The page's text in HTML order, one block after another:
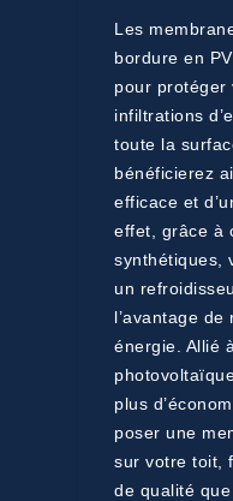
Les
bordure en
pour protéger
infiltrations
toute la
bénéficierez
efficace et
effet, grâce à
synthétiques,
un
l’avantage
énergie. Allié
plus
poser une
sur votre toit,
de qualité